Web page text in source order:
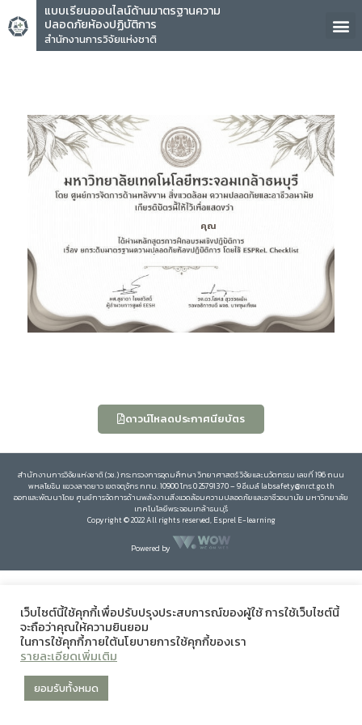
แบบเรียนออนไลน์ด้านมาตรฐานความ
ปลอดภัยห้องปฏิบัติการ
สำนักงานการวิจัยแห่งชาติ
คุณ
ดาวน์โหลดประกาศนียบัตร
สำนักงานการวิจัยแห่งชาติ (วช.) กระทรวงการอุดมศึกษา วิทยาศาสตร์ วิจัยและนวัตกรรม เลขที่ 196 ถนน
พหลโยธิน แขวงลาดยาว เขตจตุจักร กทม. 10900 โทร 0 25791370 – 9 อีเมล์ labsafety@nrct.go.th
ออกและพัฒนาโดย ศูนย์การจัดการด้านพลังงานสิ่งแวดล้อมความปลอดภัยและอาชีวอนามัย มหาวิทยาลัย
เทคโนโลยีพระจอมเกล้าธนบุรี
Copyright © 2022 All rights reserved, Esprel E-learning
Powered by
เว็บไซต์นี้ใช้คุกกี้เพื่อปรับปรุงประสบการณ์ของผู้ใช้ การใช้เว็บไซต์นี้
จะถือว่าคุณให้ความยินยอม
ในการใช้คุกกี้ภายใต้นโยบายการใช้คุกกี้ของเรา
รายละเอียดเพิ่มเติม
ยอมรับทั้งหมด